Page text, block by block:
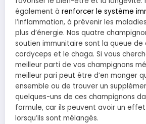
également à renforcer le système
l’inflammation, à prévenir les
plus d’énergie. Nos quatre
soutien immunitaire sont la queue de
cordyceps et le chaga. Si vous
meilleur parti de vos champignons
meilleur pari peut être d’en manger
ensemble ou de trouver un
quelques-uns de ces champignons
formule, car ils peuvent avoir un
lorsqu’ils sont mélangés.